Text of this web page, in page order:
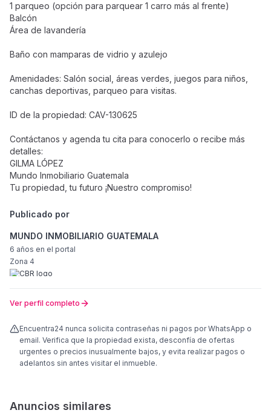
1 parqueo (opción para parquear 1 carro más al frente)
Balcón
Área de lavandería
Baño con mamparas de vidrio y azulejo
Amenidades: Salón social, áreas verdes, juegos para niños,
canchas deportivas, parqueo para visitas.
ID de la propiedad: CAV-130625
Contáctanos y agenda tu cita para conocerlo o recibe más
detalles:
GILMA LÓPEZ
Mundo Inmobiliario Guatemala
Tu propiedad, tu futuro ¡Nuestro compromiso!
Publicado por
MUNDO INMOBILIARIO GUATEMALA
6 años en el portal
Zona 4
Ver perfil completo
Encuentra24 nunca solicita contraseñas ni pagos por WhatsApp o
email. Verifica que la propiedad exista, desconfía de ofertas
urgentes o precios inusualmente bajos, y evita realizar pagos o
adelantos sin antes visitar el inmueble.
Anuncios similares